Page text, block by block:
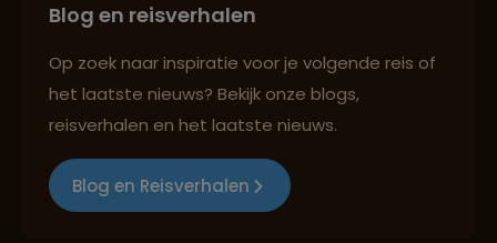
Best beoordeelde reisroutes
Reizen met oog voor mens, cultuur en milieu
Blog en reisverhalen
Op zoek naar inspiratie voor je volgende reis of
het laatste nieuws? Bekijk onze blogs,
reisverhalen en het laatste nieuws.
Blog en Reisverhalen